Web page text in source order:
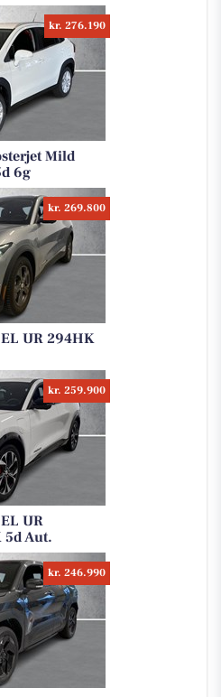
kr. 276.190
Mild
6g
kr. 269.800
UR 294HK
kr. 259.900
UR
5d Aut.
kr. 246.990